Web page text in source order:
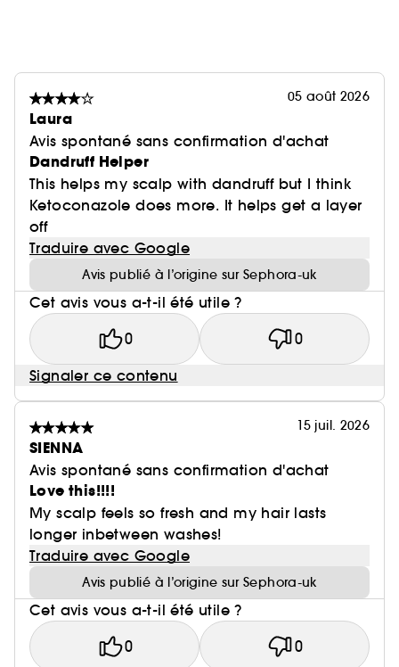
05 août 2026
Laura
Avis spontané sans confirmation d'achat
Dandruff Helper
This helps my scalp with dandruff but I think
Ketoconazole does more. It helps get a layer
off
Traduire avec Google
Avis publié à l’origine sur Sephora-uk
Cet avis vous a-t-il été utile ?
0 0
Signaler ce contenu
15 juil. 2026
SIENNA
Avis spontané sans confirmation d'achat
Love this!!!!
My scalp feels so fresh and my hair lasts
longer inbetween washes!
Traduire avec Google
Avis publié à l’origine sur Sephora-uk
Cet avis vous a-t-il été utile ?
0 0